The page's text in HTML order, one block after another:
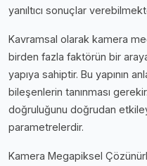
yanıltıcı sonuçlar
Kavramsal olarak kamera
birden fazla faktörün bir
yapıya sahiptir. Bu yapının
bileşenlerin tanınması
doğruluğunu doğrudan
parametrelerdir.
Kamera Megapiksel